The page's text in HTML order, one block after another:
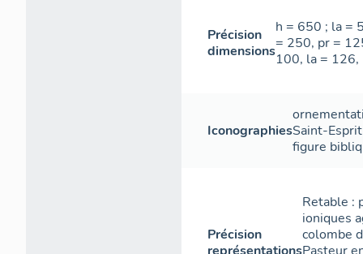
Précision
dimensions
h = 650 ; la =
= 250, pr =
100, la = 126,
IconographiesSaint-Esprit
figure
Précision
Retable :
ioniques
colombe